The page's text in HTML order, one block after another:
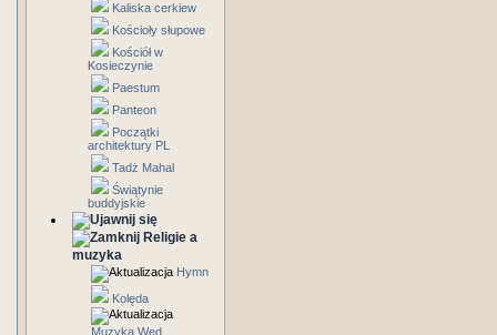
Kaliska cerkiew
Kościoły słupowe
Kościół w
Kosieczynie
Paestum
Panteon
Początki
architektury PL
Tadż Mahal
Świątynie
buddyjskie
Religie a
muzyka
Hymn
Kolęda
Muzyka Wed